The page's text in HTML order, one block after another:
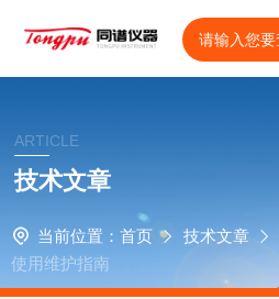
ARTICLE
技术文章
当前位置： 首页 技术文章
使用维护指南